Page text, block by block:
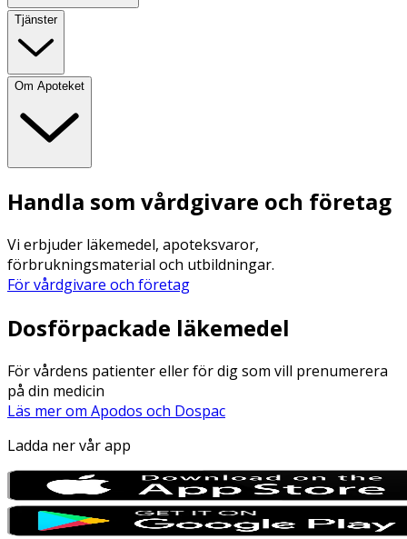
Tjänster
Om Apoteket
Handla som vårdgivare och företag
Vi erbjuder läkemedel, apoteksvaror,
förbrukningsmaterial och utbildningar.
För vårdgivare och företag
Dosförpackade läkemedel
För vårdens patienter eller för dig som vill prenumerera
på din medicin
Läs mer om Apodos och Dospac
Ladda ner vår app